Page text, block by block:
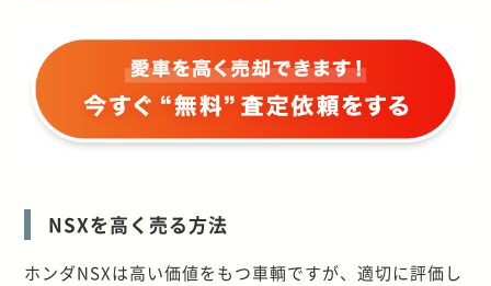
NSXを高く売る方法
ホンダNSXは高い価値をもつ車輌ですが、適切に評価し